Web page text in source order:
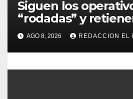
r
a
d
a
Siguen los
“rodadas” y
motocicletas
AGO 8, 2026 REDACCION EL